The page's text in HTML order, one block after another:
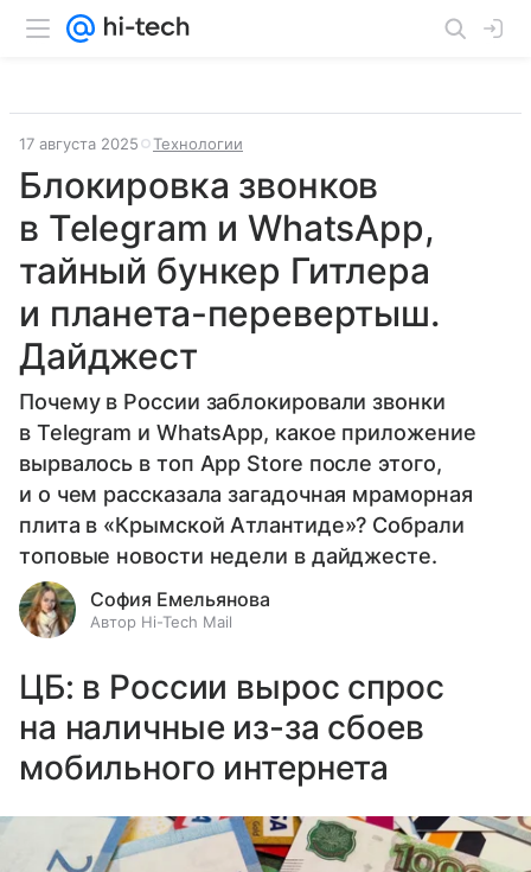
17 августа 2025 Технологии
Блокировка звонков
в Telegram и WhatsApp,
тайный бункер Гитлера
и планета-перевертыш.
Дайджест
Почему в России заблокировали звонки
в Telegram и WhatsApp, какое приложение
вырвалось в топ App Store после этого,
и о чем рассказала загадочная мраморная
плита в «Крымской Атлантиде»? Собрали
топовые новости недели в дайджесте.
София Емельянова
Автор Hi-Tech Mail
ЦБ: в России вырос спрос
на наличные из-за сбоев
мобильного интернета